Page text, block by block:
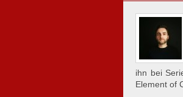
ihn bei
Element of